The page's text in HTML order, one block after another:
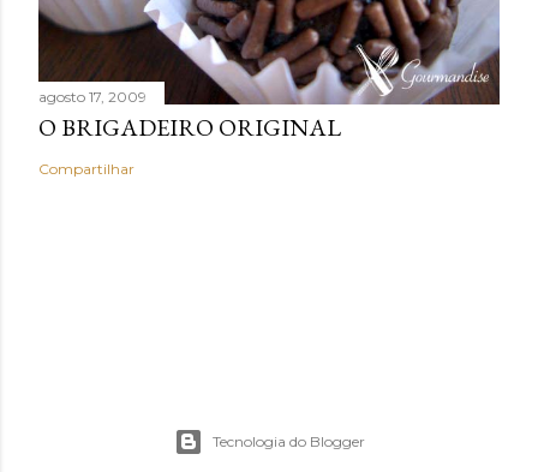
agosto 17, 2009
O BRIGADEIRO ORIGINAL
Compartilhar
Tecnologia do Blogger